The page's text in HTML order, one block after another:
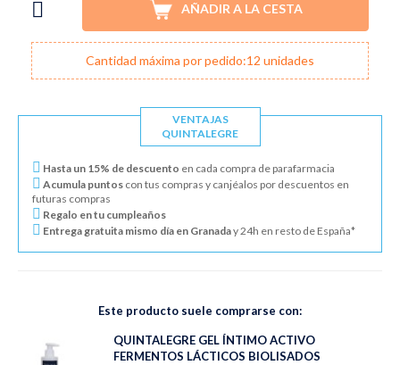
AÑADIR A LA CESTA
Cantidad máxima por pedido:12 unidades
VENTAJAS
QUINTALEGRE
Hasta un 15% de descuento en cada compra de parafarmacia
Acumula puntos con tus compras y canjéalos por descuentos en
futuras compras
Regalo en tu cumpleaños
Entrega gratuita mismo día en Granaday 24h en resto de España*
Este producto suele comprarse con:
QUINTALEGRE GEL ÍNTIMO ACTIVO
FERMENTOS LÁCTICOS BIOLISADOS